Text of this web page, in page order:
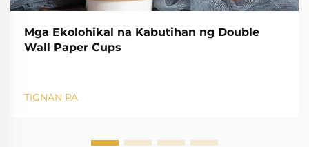
Mga Ekolohikal na Kabutihan ng Double
Wall Paper Cups
TIGNAN PA